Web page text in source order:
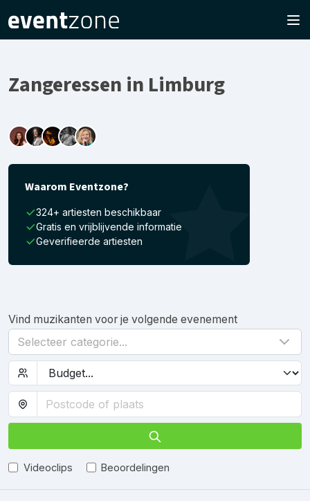
Zangeressen in Limburg
Waarom Eventzone?
324+ artiesten beschikbaar
Gratis en vrijblijvende informatie
Geverifieerde artiesten
Vind muzikanten voor je volgende evenement
Selecteer categorie...
Videoclips Beoordelingen